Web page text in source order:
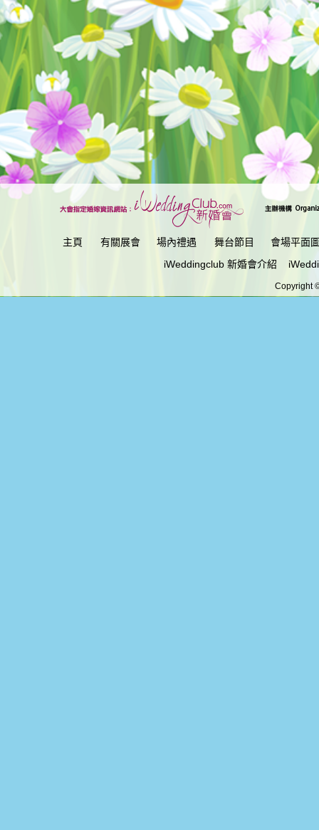
Copyright
主頁 有關展會 場內禮遇 舞台節目
會場平面
iWeddingclub 新婚會介紹